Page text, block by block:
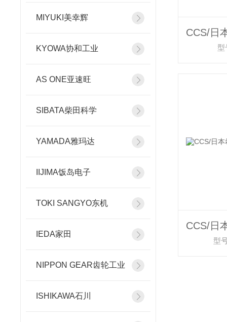
MIYUKI美幸辉
KYOWA协和工业
AS ONE亚速旺
SIBATA柴田科学
YAMADA雅玛达
IIJIMA饭岛电子
TOKI SANGYO东机
IEDA家田
NIPPON GEAR齿轮工业
ISHIKAWA石川
型
型